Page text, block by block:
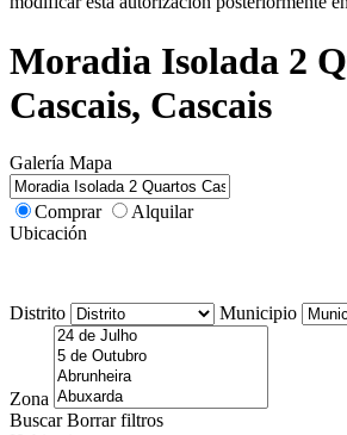
Moradia Isolada 2
Cascais, Cascais
Galería Mapa
Comprar
Alquilar
Ubicación
Distrito Municipio
Zona
Buscar Borrar filtros